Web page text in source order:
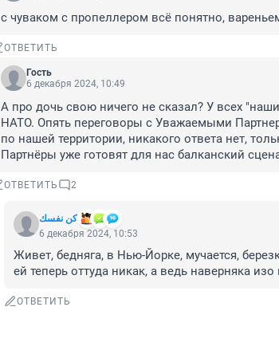
с чуваком с пропеллером всё понятно,
ОТВЕТИТЬ
Гость
6 декабря 2024, 10:49
А про дочь свою ничего не сказал? У всех
НАТО. Опять переговоры с Уважаемыми
по нашей территории, никакого ответа нет,
Партнёры уже готовят для нас балканский
ОТВЕТИТЬ 2
كن نفسك
6 декабря 2024, 10:53
Живет, бедняга, в Нью-Йорке, мучается,
ей теперь оттуда никак, а ведь наверняка изо
ОТВЕТИТЬ